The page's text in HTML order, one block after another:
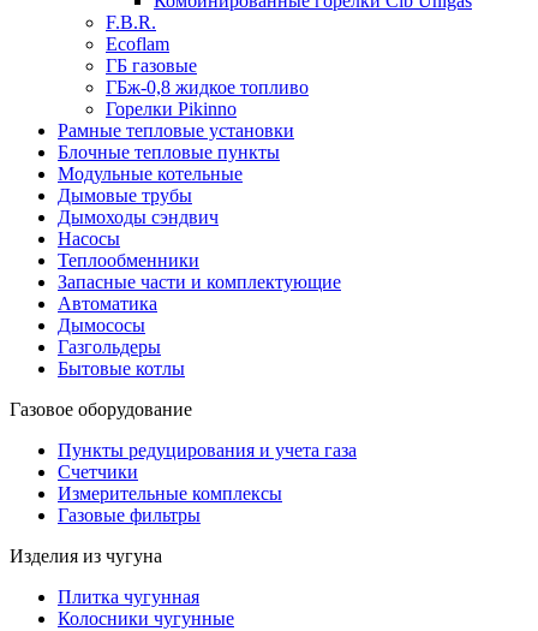
F.B.R.
Ecoflam
ГБ газовые
ГБж-0,8 жидкое топливо
Горелки Pikinno
Рамные тепловые установки
Блочные тепловые пункты
Модульные котельные
Дымовые трубы
Дымоходы сэндвич
Насосы
Теплообменники
Запасные части и комплектующие
Автоматика
Дымососы
Газгольдеры
Бытовые котлы
Газовое оборудование
Пункты редуцирования и учета газа
Счетчики
Измерительные комплексы
Газовые фильтры
Изделия из чугуна
Плитка чугунная
Колосники чугунные